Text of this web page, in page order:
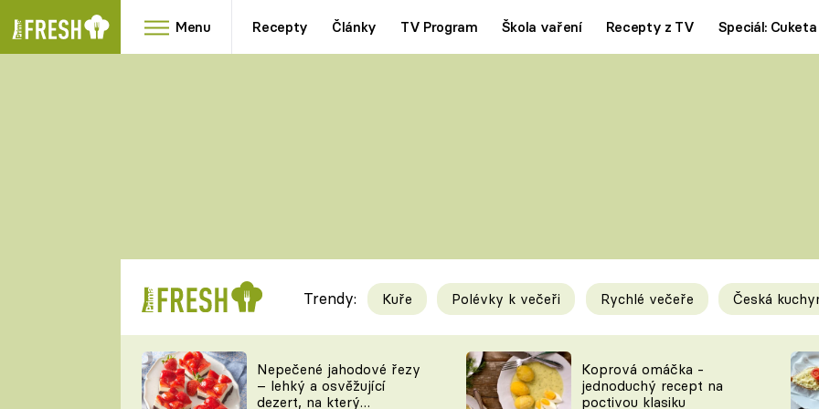
Menu Recepty Články TV Program Škola vaření Recepty z TV Speciál: Cuketa
RYCHLOVKY
Videorecepty
TEĎ VAŘÍ ŠÉF!
Tipy a triky
KAM ZA JÍDLEM
Trendy: Kuře Polévky k večeři Rychlé večeře Česká
Nepečené jahodové řezy
– lehký a osvěžující
dezert, na který
Koprová omáčka -
jednoduchý recept na
poctivou klasiku